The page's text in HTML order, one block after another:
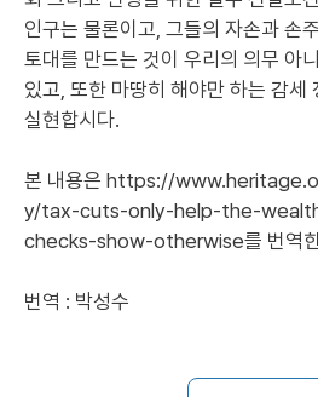
인구는 물론이고, 그들의 자손과 손
토대를 만드는 것이 우리의 의무 아
있고, 또한 마땅히 해야만 하는 감세
실현합시다.
본 내용은 https://
y/tax-cuts-only-help-the-
checks-show-otherwise를 번역
번역 : 박성수